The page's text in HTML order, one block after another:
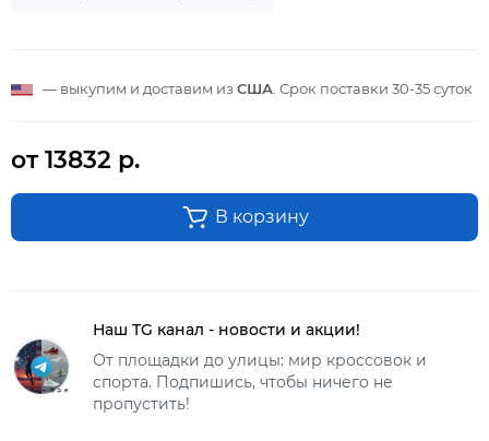
— выкупим и доставим из США . Срок поставки 30-35 суток
от 13832 р.
В корзину
Наш TG канал - новости и акции!
От площадки до улицы: мир кроссовок и
спорта. Подпишись, чтобы ничего не
пропустить!